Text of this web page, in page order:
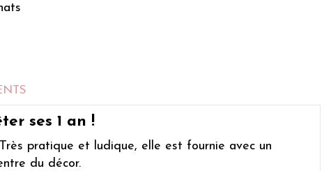
ses 1 an !
pratique et ludique, elle est fournie avec un
du décor.